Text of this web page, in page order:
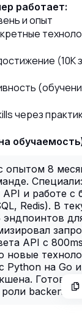
работает:
и опыт
(10K
через
опытом 8
API и работе с
Redis). В
эндпоинтов
API с
Python на Go
Готов
backend-